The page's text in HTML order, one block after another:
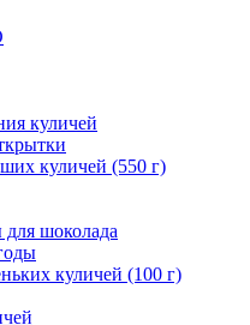
куличей
куличей (550 г)
шоколада
куличей (100 г)